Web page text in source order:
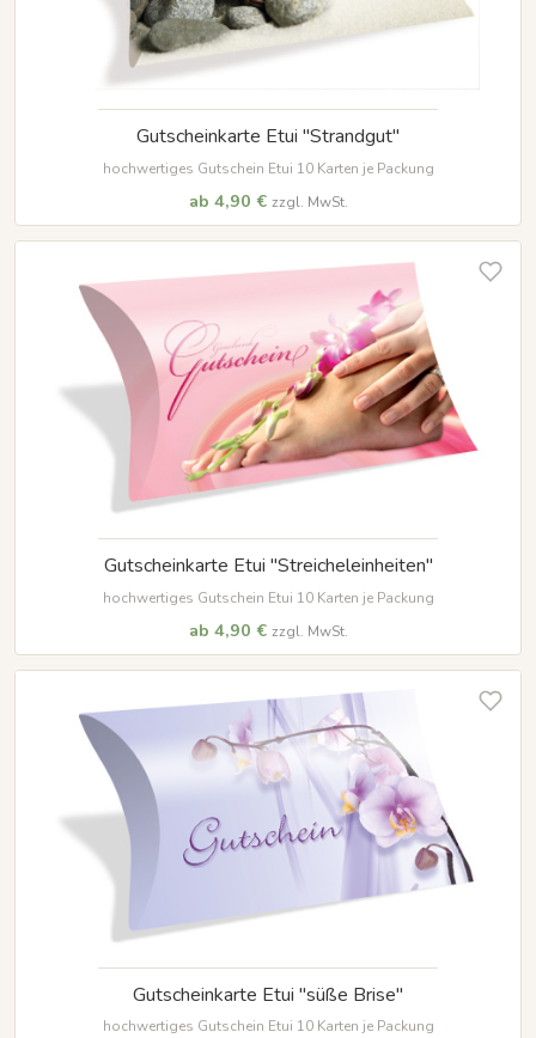
Gutscheinkarte Etui "Strandgut"
hochwertiges Gutschein Etui 10 Karten je Packung
ab 4,90 € zzgl. MwSt.
Gutscheinkarte Etui "Streicheleinheiten"
hochwertiges Gutschein Etui 10 Karten je Packung
ab 4,90 € zzgl. MwSt.
Gutscheinkarte Etui "süße Brise"
hochwertiges Gutschein Etui 10 Karten je Packung